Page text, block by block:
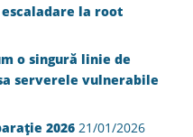
la root
o singură linie de
serverele vulnerabile
2026 21/01/2026